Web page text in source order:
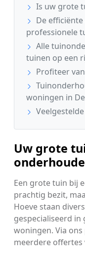
Is uw grote
De
professionele
Alle
tuinen op een
Profiteer
woningen in
Uw grote
Een grote tuin bij
prachtig bezit,
Hoeve staan
gespecialiseerd
woningen. Via
meerdere offertes